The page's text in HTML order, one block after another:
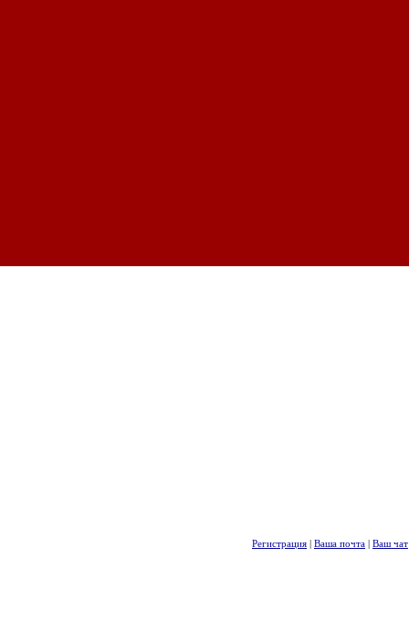
Регистрация | Ваша почта | Ваш чат